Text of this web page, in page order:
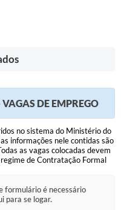
DE EMPREGO
no sistema do Ministério do
informações nele contidas são
as vagas colocadas devem
de Contratação Formal
formulário é necessário
para se logar.